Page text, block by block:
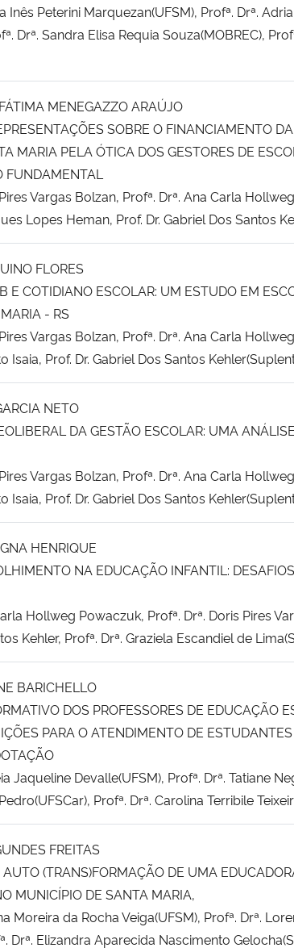
Inês Peterini Marquezan(UFSM), Profª. Drª.
Drª. Sandra Elisa Requia Souza(MOBREC),
MENEGAZZO ARAÚJO
SOBRE O FINANCIAMENTO
MARIA PELA ÓTICA DOS GESTORES DE
FUNDAMENTAL
Vargas Bolzan, Profª. Drª. Ana Carla
Lopes Heman, Prof. Dr. Gabriel Dos Santos
FLORES
E COTIDIANO ESCOLAR: UM ESTUDO EM
- RS
Vargas Bolzan, Profª. Drª. Ana Carla
Isaia, Prof. Dr. Gabriel Dos Santos
NETO
DA GESTÃO ESCOLAR: UMA
Vargas Bolzan, Profª. Drª. Ana Carla
Isaia, Prof. Dr. Gabriel Dos Santos
HENRIQUE
NA EDUCAÇÃO INFANTIL:
Hollweg Powaczuk, Profª. Drª. Doris Pires
Kehler, Profª. Drª. Graziela Escandiel de
BARICHELLO
DOS PROFESSORES DE EDUCAÇÃO
PARA O ATENDIMENTO DE
Jaqueline Devalle(UFSM), Profª. Drª. Tatiane
Profª. Drª. Carolina Terribile
FREITAS
(TRANS)FORMAÇÃO DE UMA
MUNICÍPIO DE SANTA MARIA,
Moreira da Rocha Veiga(UFSM), Profª. Drª.
Drª. Elizandra Aparecida Nascimento